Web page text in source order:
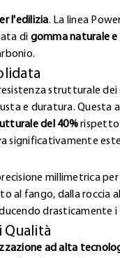
l'edilizia. La linea
di gomma naturale
strutturale
e duratura.
del 40%rispetto
significativamente
millimetrica
al fango, dalla
Qualità
ad alta